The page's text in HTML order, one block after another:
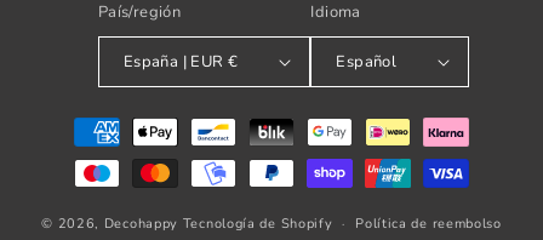
País/región
España | EUR €
Idioma
Español
Formas
pago
© 2026, Decohappy Tecnología de Shopify Política de reembolso